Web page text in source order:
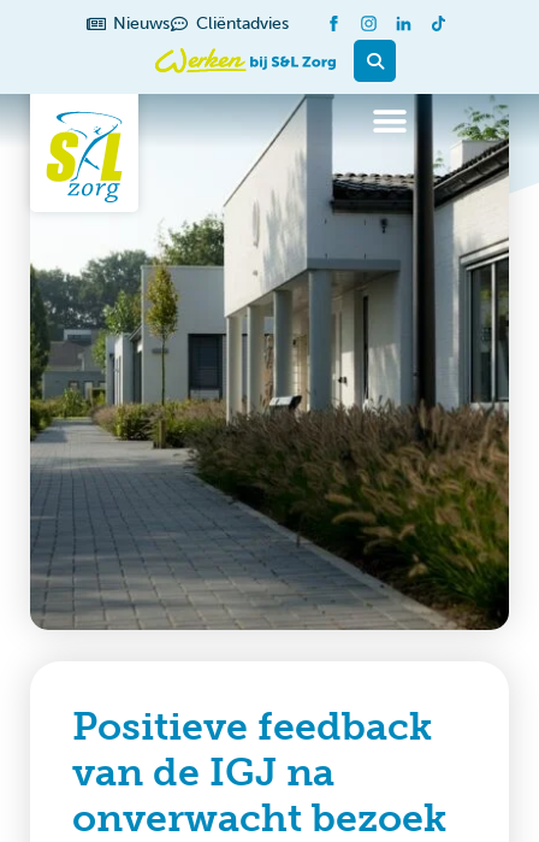
Nieuws Cliëntadvies
Positieve feedback
van de IGJ na
onverwacht bezoek